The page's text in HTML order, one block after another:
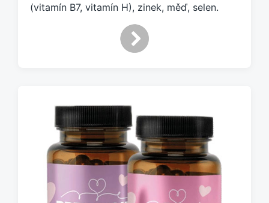
(vitamín B7, vitamín H), zinek, měď, selen.